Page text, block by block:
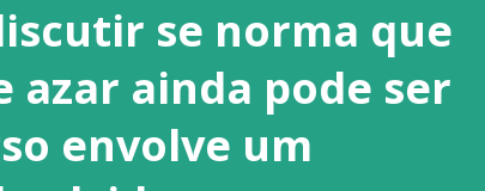
se norma que
azar ainda pode ser
envolve um